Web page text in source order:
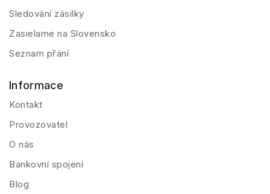
Sledování zásilky
Zasielame na Slovensko
Seznam přání
Informace
Kontakt
Provozovatel
O nás
Bankovní spojení
Blog